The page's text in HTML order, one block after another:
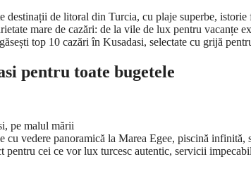
destinații de litoral din Turcia, cu plaje superbe,
mare de cazări: de la vile de lux pentru vacanțe
top 10 cazări în Kusadasi, selectate cu grijă
pentru toate bugetele
pe malul mării
cu vedere panoramică la Marea Egee, piscină infinită,
pentru cei ce vor lux turcesc autentic, servicii